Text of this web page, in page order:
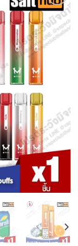
Add
to
wishlist